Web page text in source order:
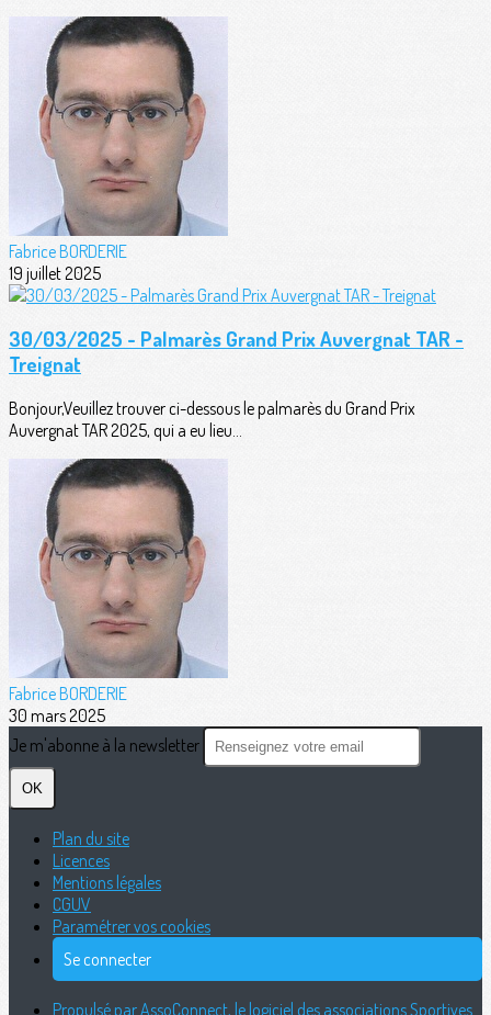
Fabrice BORDERIE
19 juillet 2025
30/03/2025 - Palmarès Grand Prix Auvergnat TAR -
Treignat
Bonjour,Veuillez trouver ci-dessous le palmarès du Grand Prix
Auvergnat TAR 2025, qui a eu lieu...
Fabrice BORDERIE
30 mars 2025
Je m'abonne à la newsletter
OK
Plan du site
Licences
Mentions légales
CGUV
Paramétrer vos cookies
Se connecter
Propulsé par AssoConnect, le logiciel des associations Sportives